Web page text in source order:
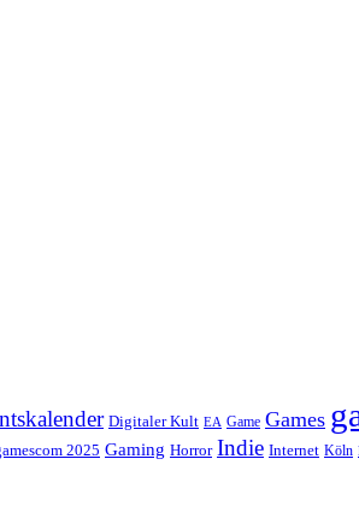
Digitaler Kult EA Game Games
2025 Gaming Horror Indie Internet Köln